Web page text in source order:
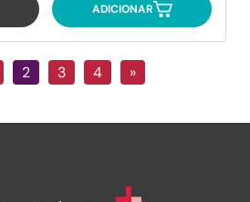
ADICIONAR
2 3 4 »